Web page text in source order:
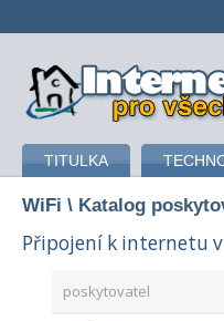
připojení k
TITULKA
WiFi \ Katalog
Připojení k internetu
poskytovatel